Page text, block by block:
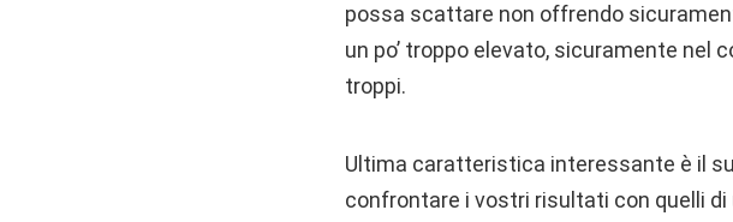
possa scattare non offrendo
un po’ troppo elevato, sicuramente nel
troppi.
Ultima caratteristica interessante è il
confrontare i vostri risultati con quelli